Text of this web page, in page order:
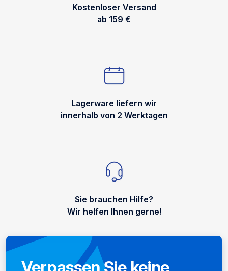
Kostenloser Versand
ab 159 €
Lagerware liefern wir
innerhalb von 2 Werktagen
Sie brauchen Hilfe?
Wir helfen Ihnen gerne!